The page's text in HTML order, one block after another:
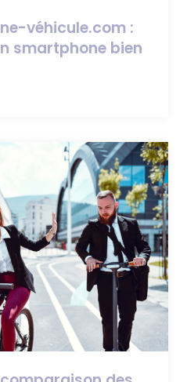
véhicule.com :
smartphone bien